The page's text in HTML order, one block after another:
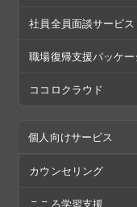
社員全員面談サービス
職場復帰支援パッケー
ココロクラウド
個人向けサービス
カウンセリング
こころ学習支援